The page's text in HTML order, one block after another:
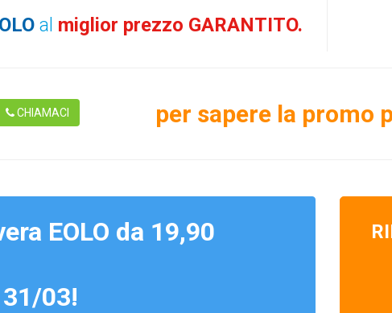
al miglior prezzo GARANTITO.
CHIAMACI per sapere la promo
EOLO da 19,90
31/03!